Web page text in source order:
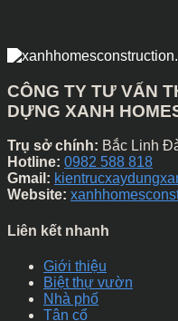
CÔNG TY TƯ VẤN
DỰNG XANH
Trụ sở chính: Bắc Linh
Hotline: 0982 588 818
Gmail:
Website:
Liên kết nhanh
Giới thiệu
Biệt thự vườn
Nhà phố
Tân cổ